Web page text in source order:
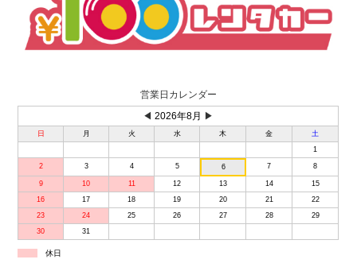
営業日カレンダー
◀ 2026年8月 ▶
日 月 火 水 木 金
土
1
2 3 4 5 6 7 8
9 10 11 12 13 14
15
16
17 18 19 20 21
22
23
24 25 26 27 28
29
30
31
休日